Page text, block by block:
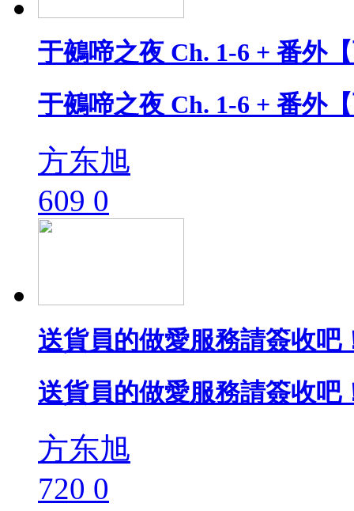
于鵺啼之夜 Ch. 1-6 + 番外
于鵺啼之夜 Ch. 1-6 + 番外
方东旭
609 0
送貨員的做愛服務請簽收吧
送貨員的做愛服務請簽收吧
方东旭
720 0